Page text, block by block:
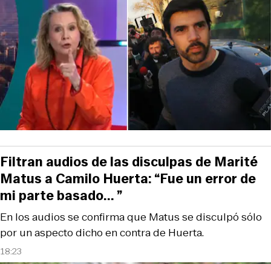
18:23
En los audios se confirma que Matus se disculpó sólo
por un aspecto dicho en contra de Huerta.
Filtran audios de las disculpas de Marité
Matus a Camilo Huerta: “Fue un error de
mi parte basado... ”